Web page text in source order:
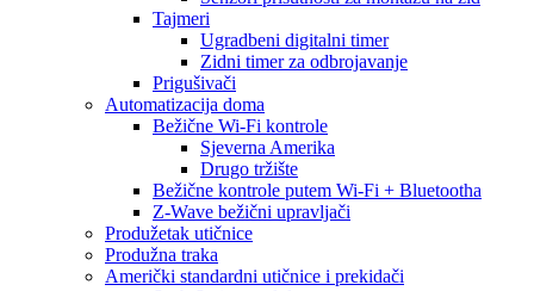
Tajmeri
Ugradbeni digitalni timer
Zidni timer za odbrojavanje
Prigušivači
Automatizacija doma
Bežične Wi-Fi kontrole
Sjeverna Amerika
Drugo tržište
Bežične kontrole putem Wi-Fi + Bluetootha
Z-Wave bežični upravljači
Produžetak utičnice
Produžna traka
Američki standardni utičnice i prekidači